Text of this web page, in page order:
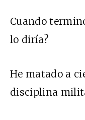
Cuando
lo diría?
He matado a
disciplina